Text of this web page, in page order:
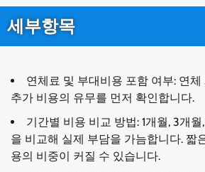
세부항목
연체료 및 부대비용 포함 여부: 연
추가 비용의 유무를 먼저 확인합니다.
기간별 비용 비교 방법: 1개월, 3개
을 비교해 실제 부담을 가늠합니다. 짧
용의 비중이 커질 수 있습니다.